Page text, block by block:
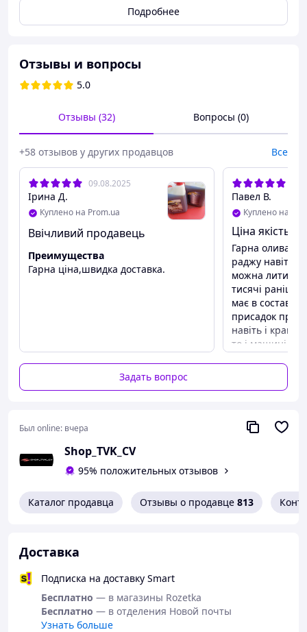
Подробнее
Отзывы и вопросы
5.0
Отзывы (32) Вопросы (0)
+58 отзывов у других продавцов Все
09.08.2025
Ірина Д.
Куплено на Prom.ua
Ввічливий продавець
Преимущества
Гарна ціна,швидка доставка.
Павел В.
Куплено на
Ціна якість
Гарна олива
раджу навіть і
можна лити
тисячі раніше
має в составі
присадок просто
навіть і краще
то і машині
Преимущества
Задать вопрос
Был online: вчера
Shop_TVK_CV
95% положительных отзывов
Каталог продавца Отзывы о продавце 813
Доставка
Подписка на доставку Smart
Бесплатно — в магазины Rozetka
Бесплатно — в отделения Новой почты
Узнать больше